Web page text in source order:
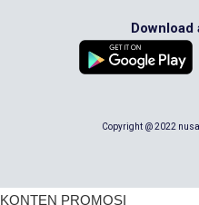
Copyright @ 2022